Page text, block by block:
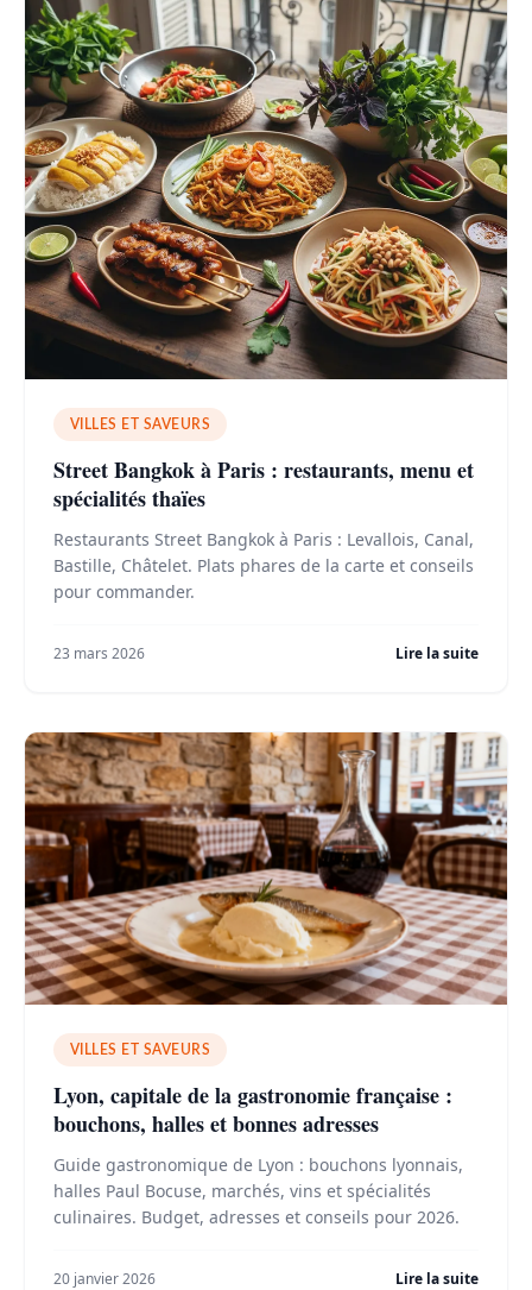
VILLES ET SAVEURS
Street Bangkok à Paris : restaurants, menu et
spécialités thaïes
Restaurants Street Bangkok à Paris : Levallois, Canal,
Bastille, Châtelet. Plats phares de la carte et conseils
pour commander.
23 mars 2026 Lire la suite
VILLES ET SAVEURS
Lyon, capitale de la gastronomie française :
bouchons, halles et bonnes adresses
Guide gastronomique de Lyon : bouchons lyonnais,
halles Paul Bocuse, marchés, vins et spécialités
culinaires. Budget, adresses et conseils pour 2026.
20 janvier 2026 Lire la suite